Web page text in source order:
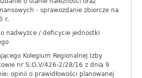
- sprawozdanie zbiorcze na
r.
o nadwyżce / deficycie jednostki
Kolegium Regionalnej Izby
nr S.O.V/426-2/28/16 z dnia 9
opinii o prawidłowości planowanej